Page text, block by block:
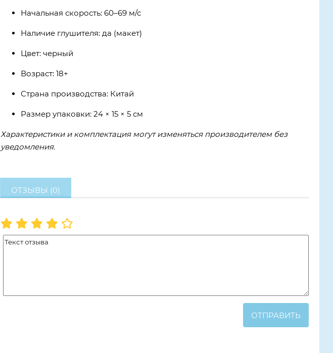
Начальная скорость: 60–69 м/с
Наличие глушителя: да (макет)
Цвет: черный
Возраст: 18+
Страна производства: Китай
Размер упаковки: 24 × 15 × 5 см
Характеристики и комплектация могут изменяться производителем без
уведомления.
ОТЗЫВЫ (0)
ОТПРАВИТЬ